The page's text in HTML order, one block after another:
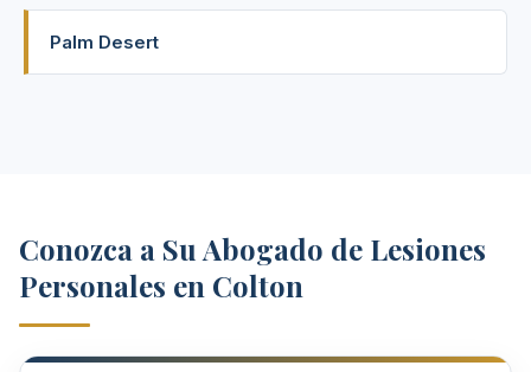
Palm Desert
Conozca a Su Abogado de Lesiones
Personales en Colton